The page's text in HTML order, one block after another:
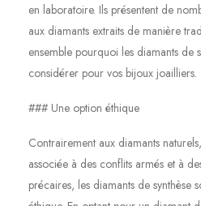
en laboratoire. Ils présentent de
aux diamants extraits de manière
ensemble pourquoi les diamants de
considérer pour vos bijoux joailliers.
### Une option éthique
Contrairement aux diamants
associée à des conflits armés et à
précaires, les diamants de synthèse